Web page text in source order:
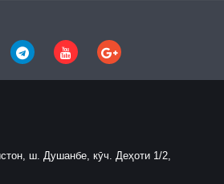
ш. Душанбе, кӯч. Деҳоти 1/2,